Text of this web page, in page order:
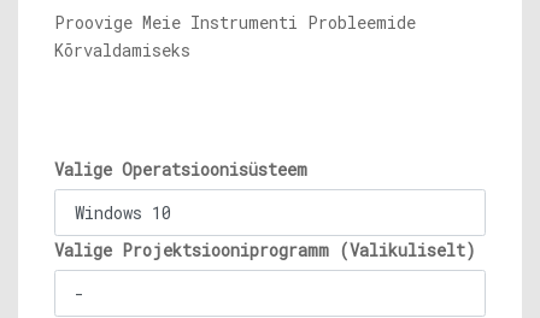
Proovige Meie Instrumenti Probleemide
Kõrvaldamiseks
Valige Operatsioonisüsteem
Valige Projektsiooniprogramm (Valikuliselt)